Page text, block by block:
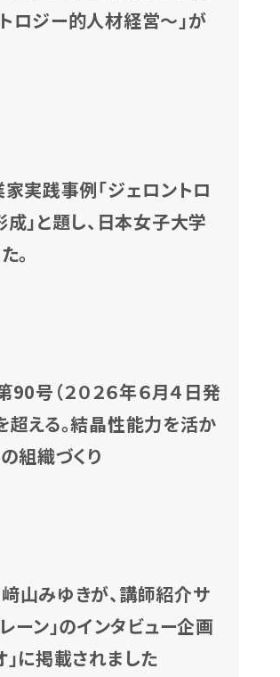
ロジー的人材経営～」が
実践事例「ジェロントロ
」と題し、日本女子大学
。
号（２０２６年６月４日発
超える。結晶性能力を活か
組織づくり
山みゆきが、講師紹介サ
ーン」のインタビュー企画
」に掲載されました